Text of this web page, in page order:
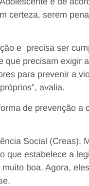
certeza, serem
e precisa ser
que precisam exigir a
para prevenir a
avalia.
de prevenção a
Social (Creas),
que estabelece a
boa. Agora,